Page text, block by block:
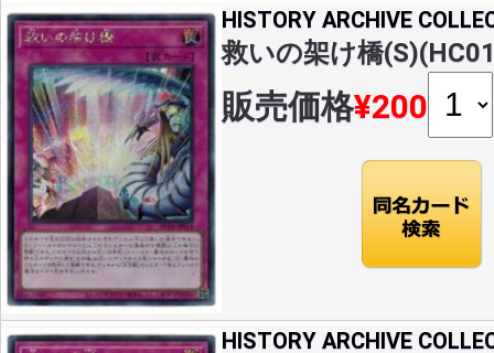
HISTORY ARCHIVE
救いの架け橋
販売価格¥200
HISTORY ARCHIVE